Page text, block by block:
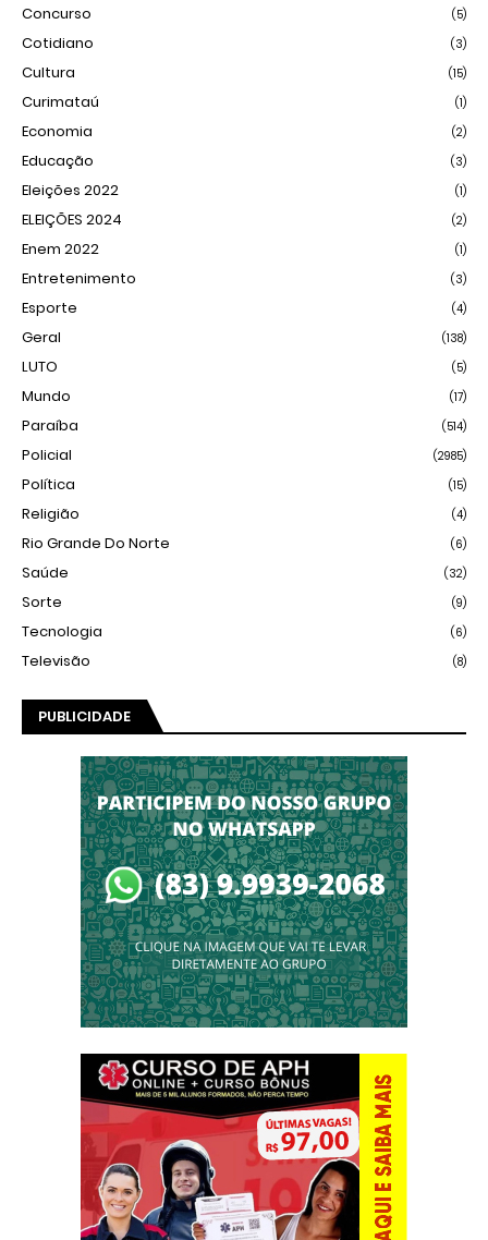
Concurso (5)
Cotidiano (3)
Cultura (15)
Curimataú (1)
Economia (2)
Educação (3)
Eleições 2022 (1)
ELEIÇÕES 2024 (2)
Enem 2022 (1)
Entretenimento (3)
Esporte (4)
Geral (138)
LUTO (5)
Mundo (17)
Paraíba (514)
Policial (2985)
Política (15)
Religião (4)
Rio Grande Do Norte (6)
Saúde (32)
Sorte (9)
Tecnologia (6)
Televisão (8)
PUBLICIDADE